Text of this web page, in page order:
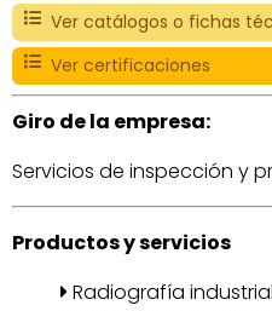
Ver catálogos o fichas
Ver certificaciones
Giro de la empresa:
Servicios de inspección y
Productos y servicios
Radiografía industrial